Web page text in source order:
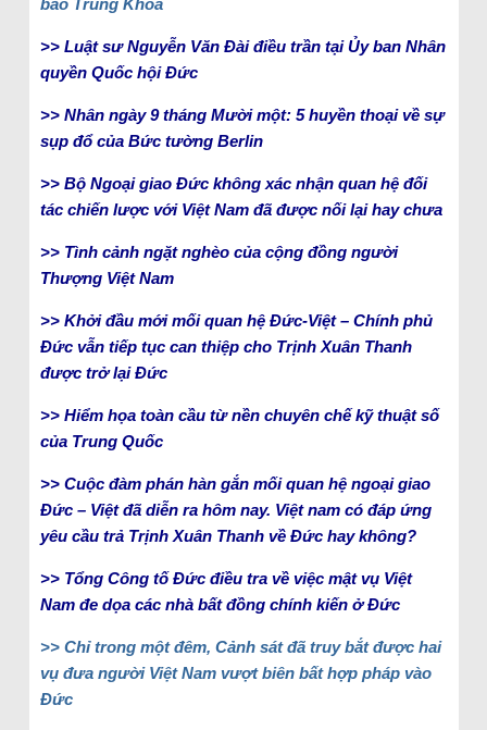
>> Luật sư Nguyễn Văn Đài điều trần tại Ủy ban Nhân
quyền Quốc hội Đức
>> Nhân ngày 9 tháng Mười một: 5 huyền thoại về sự
sụp đổ của Bức tường Berlin
>> Bộ Ngoại giao Đức không xác nhận quan hệ đối
tác chiến lược với Việt Nam đã được nối lại hay chưa
>> Tình cảnh ngặt nghèo của cộng đồng người
Thượng Việt Nam
>> Khởi đầu mới mối quan hệ Đức-Việt – Chính phủ
Đức vẫn tiếp tục can thiệp cho Trịnh Xuân Thanh
được trở lại Đức
>> Hiểm họa toàn cầu từ nền chuyên chế kỹ thuật số
của Trung Quốc
>> Cuộc đàm phán hàn gắn mối quan hệ ngoại giao
Đức – Việt đã diễn ra hôm nay. Việt nam có đáp ứng
yêu cầu trả Trịnh Xuân Thanh về Đức hay không?
>> Tổng Công tố Đức điều tra về việc mật vụ Việt
Nam đe dọa các nhà bất đồng chính kiến ở Đức
>> Chỉ trong một đêm, Cảnh sát đã truy bắt được hai
vụ đưa người Việt Nam vượt biên bất hợp pháp vào
Đức